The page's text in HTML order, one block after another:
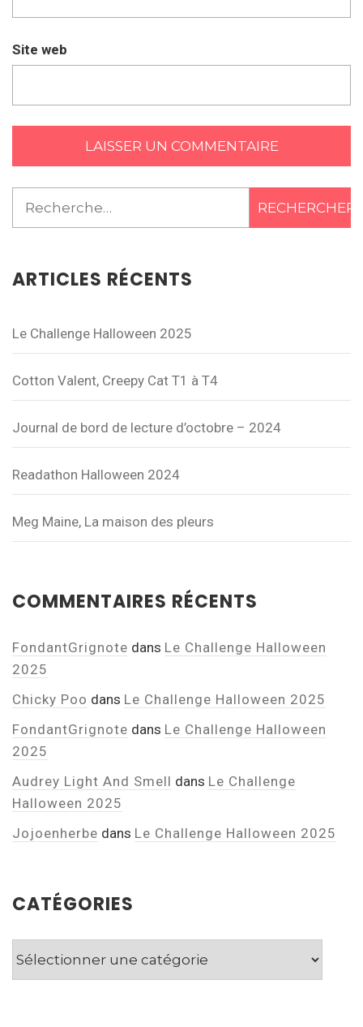
Site web
ARTICLES RÉCENTS
Le Challenge Halloween 2025
Cotton Valent, Creepy Cat T1 à T4
Journal de bord de lecture d’octobre – 2024
Readathon Halloween 2024
Meg Maine, La maison des pleurs
COMMENTAIRES RÉCENTS
FondantGrignote dans Le Challenge Halloween
2025
Chicky Poo dans Le Challenge Halloween 2025
FondantGrignote dans Le Challenge Halloween
2025
Audrey Light And Smell dans Le Challenge
Halloween 2025
Jojoenherbe dans Le Challenge Halloween 2025
CATÉGORIES